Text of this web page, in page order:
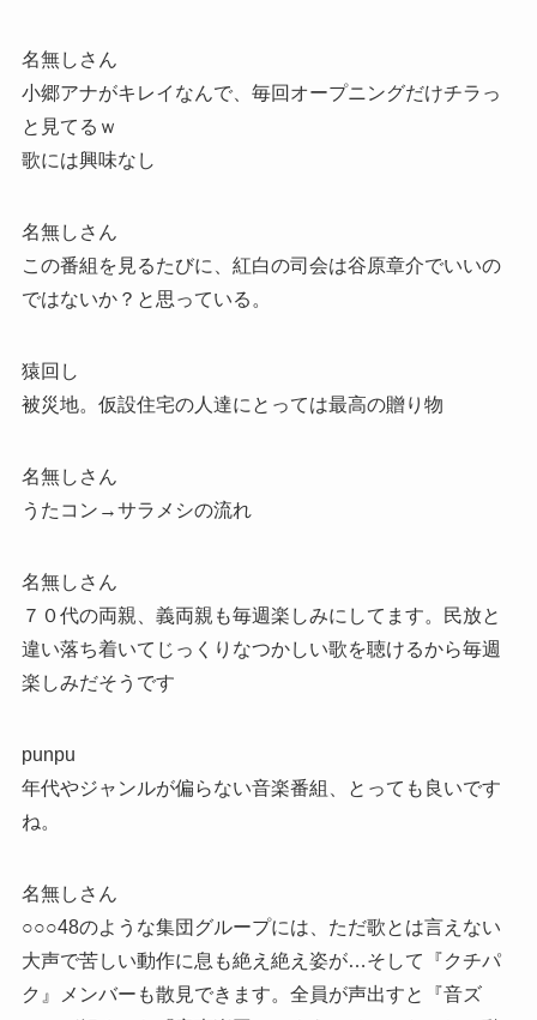
名無しさん
小郷アナがキレイなんで、毎回オープニングだけチラっ
と見てるｗ
歌には興味なし
名無しさん
この番組を見るたびに、紅白の司会は谷原章介でいいの
ではないか？と思っている。
猿回し
被災地。仮設住宅の人達にとっては最高の贈り物
名無しさん
うたコン→サラメシの流れ
名無しさん
７０代の両親、義両親も毎週楽しみにしてます。民放と
違い落ち着いてじっくりなつかしい歌を聴けるから毎週
楽しみだそうです
punpu
年代やジャンルが偏らない音楽番組、とっても良いです
ね。
名無しさん
○○○48のような集団グループには、ただ歌とは言えない
大声で苦しい動作に息も絶え絶え姿が…そして『クチパ
ク』メンバーも散見できます。全員が声出すと『音ズ